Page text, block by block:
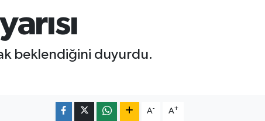
beklendiğini duyurdu.
A- A+